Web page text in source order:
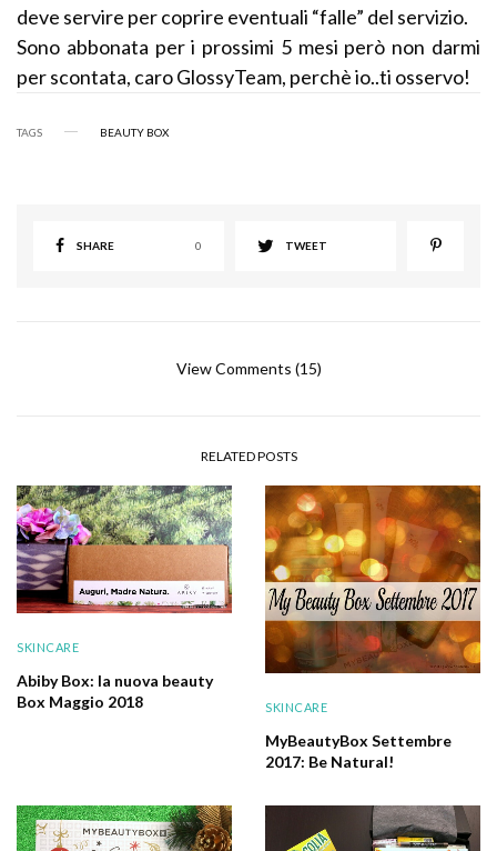
deve servire per coprire eventuali “falle” del servizio.
Sono abbonata per i prossimi 5 mesi però non darmi
per scontata, caro GlossyTeam, perchè io..ti osservo!
TAGS BEAUTY BOX
SHARE 0 TWEET
View Comments (15)
RELATED POSTS
SKINCARE
Abiby Box: la nuova beauty
Box Maggio 2018
SKINCARE
MyBeautyBox Settembre
2017: Be Natural!